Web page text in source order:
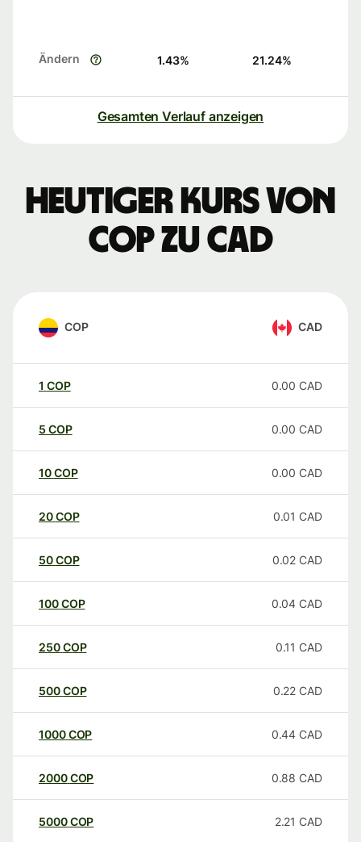
Ändern 1.43% 21.24%
Gesamten Verlauf anzeigen
Heutiger Kurs von
COP zu CAD
COP CAD
1 COP 0.00 CAD
5 COP 0.00 CAD
10COP 0.00 CAD
20COP 0.01 CAD
50COP 0.02 CAD
100COP 0.04 CAD
250COP 0.11 CAD
500COP 0.22 CAD
1000COP 0.44 CAD
2000COP 0.88 CAD
5000COP 2.21 CAD